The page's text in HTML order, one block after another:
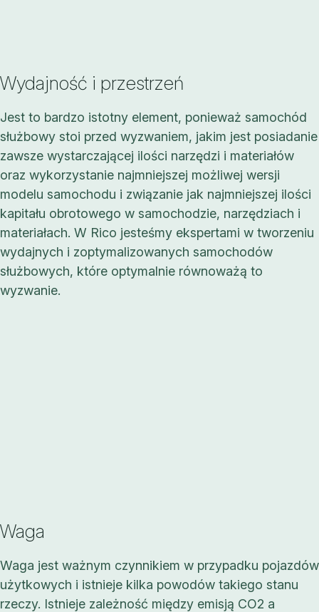
Wydajność i przestrzeń
Jest to bardzo istotny element, ponieważ samochód
służbowy stoi przed wyzwaniem, jakim jest posiadanie
zawsze wystarczającej ilości narzędzi i materiałów
oraz wykorzystanie najmniejszej możliwej wersji
modelu samochodu i związanie jak najmniejszej ilości
kapitału obrotowego w samochodzie, narzędziach i
materiałach. W Rico jesteśmy ekspertami w tworzeniu
wydajnych i zoptymalizowanych samochodów
służbowych, które optymalnie równoważą to
wyzwanie.
Waga
Waga jest ważnym czynnikiem w przypadku pojazdów
użytkowych i istnieje kilka powodów takiego stanu
rzeczy. Istnieje zależność między emisją CO2 a